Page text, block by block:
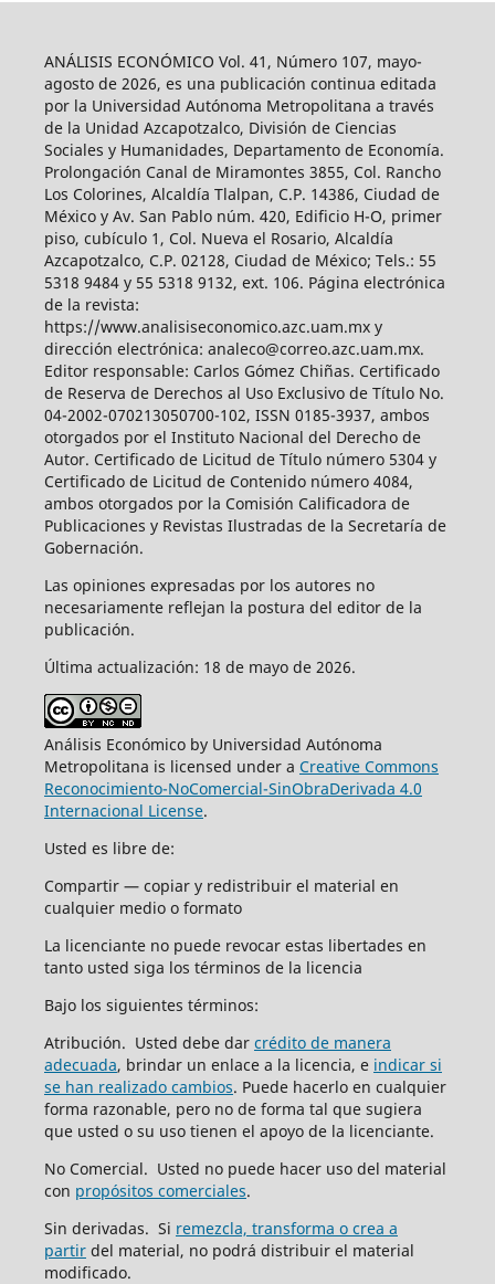
ANÁLISIS ECONÓMICO Vol. 41, Número 107, mayo-
agosto de 2026, es una publicación continua editada
por la Universidad Autónoma Metropolitana a través
de la Unidad Azcapotzalco, División de Ciencias
Sociales y Humanidades, Departamento de Economía.
Prolongación Canal de Miramontes 3855, Col. Rancho
Los Colorines, Alcaldía Tlalpan, C.P. 14386, Ciudad de
México y Av. San Pablo núm. 420, Edificio H-O, primer
piso, cubículo 1, Col. Nueva el Rosario, Alcaldía
Azcapotzalco, C.P. 02128, Ciudad de México; Tels.: 55
5318 9484 y 55 5318 9132, ext. 106. Página electrónica
de la revista:
https://www.analisiseconomico.azc.uam.mx y
dirección electrónica: analeco@correo.azc.uam.mx.
Editor responsable: Carlos Gómez Chiñas. Certificado
de Reserva de Derechos al Uso Exclusivo de Título No.
04-2002-070213050700-102, ISSN 0185-3937, ambos
otorgados por el Instituto Nacional del Derecho de
Autor. Certificado de Licitud de Título número 5304 y
Certificado de Licitud de Contenido número 4084,
ambos otorgados por la Comisión Calificadora de
Publicaciones y Revistas Ilustradas de la Secretaría de
Gobernación.
Las opiniones expresadas por los autores no
necesariamente reflejan la postura del editor de la
publicación.
Última actualización: 18 de mayo de 2026.
Análisis Económico by Universidad Autónoma
Metropolitana is licensed under a Creative Commons
Reconocimiento-NoComercial-SinObraDerivada 4.0
Internacional License.
Usted es libre de:
Compartir — copiar y redistribuir el material en
cualquier medio o formato
La licenciante no puede revocar estas libertades en
tanto usted siga los términos de la licencia
Bajo los siguientes términos:
Atribución. Usted debe dar crédito de manera
adecuada, brindar un enlace a la licencia, e indicar si
se han realizado cambios. Puede hacerlo en cualquier
forma razonable, pero no de forma tal que sugiera
que usted o su uso tienen el apoyo de la licenciante.
No Comercial. Usted no puede hacer uso del material
con propósitos comerciales.
Sin derivadas. Si remezcla, transforma o crea a
partirdel material, no podrá distribuir el material
modificado.